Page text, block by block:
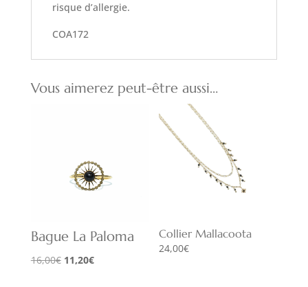
risque d’allergie.
COA172
Vous aimerez peut-être aussi…
Bague La Paloma
16,00€ Le
11,20€Le
Collier Mallacoota
24,00€